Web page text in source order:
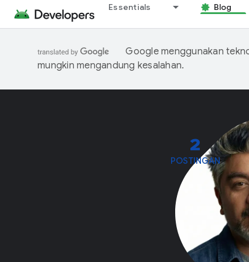
Essentials Blog
Google menggunakan
mungkin mengandung kesalahan.
2
POSTINGAN